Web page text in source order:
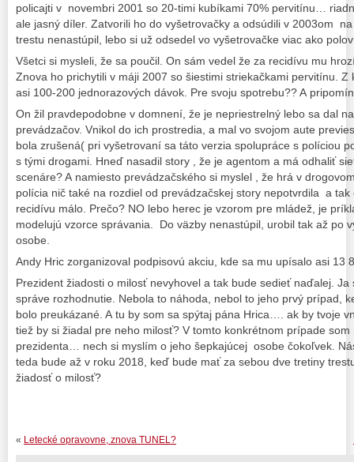
policajti v novembri 2001 so 20-timi kubíkami 70% pervitínu…
ale jasný díler. Zatvorili ho do vyšetrovačky a odsúdili v 2003om
trestu nenastúpil, lebo si už odsedel vo vyšetrovačke viac ako
Všetci si mysleli, že sa poučil. On sám vedel že za recidívu mu
Znova ho prichytili v máji 2007 so šiestimi striekačkami pervitínu.
asi 100-200 jednorazových dávok. Pre svoju spotrebu?? A
On žil pravdepodobne v domnení, že je nepriestrelný lebo sa dal
prevádzačov. Vnikol do ich prostredia, a mal vo svojom aute
bola zrušená( pri vyšetrovaní sa táto verzia spolupráce s políciou
s tými drogami. Hneď nasadil story , že je agentom a má odhaliť
scenáre? A namiesto prevádzačského si myslel , že hrá v
polícia nič také na rozdiel od prevádzačskej story nepotvrdila a
recidívu málo. Prečo? NO lebo herec je vzorom pre mládež, je
modelujú vzorce správania. Do väzby nenastúpil, urobil tak až po
osobe.
Andy Hric zorganizoval podpisovú akciu, kde sa mu upísalo asi 13
Prezident žiadosti o milosť nevyhovel a tak bude sedieť naďalej.
správe rozhodnutie. Nebola to náhoda, nebol to jeho prvý prípad,
bolo preukázané. A tu by som sa spýtaj pána Hrica…. ak by tvoje
tiež by si žiadal pre neho milosť? V tomto konkrétnom prípade
prezidenta… nech si myslím o jeho šepkajúcej osobe čokoľvek.
teda bude až v roku 2018, keď bude mať za sebou dve tretiny
žiadosť o milosť?
« Letecké opravovne, znova TUNEL?